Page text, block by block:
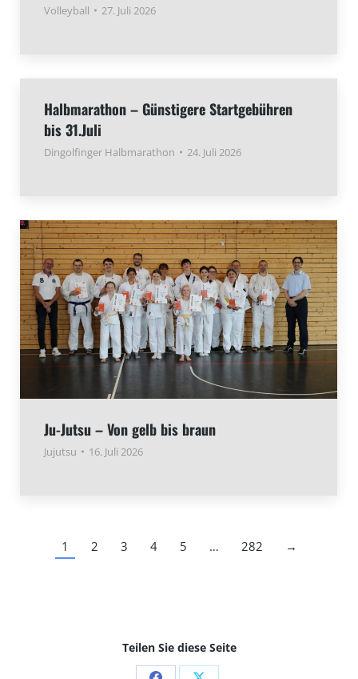
Volleyball 27. Juli 2026
Halbmarathon – Günstigere Startgebühren
bis 31.Juli
Dingolfinger Halbmarathon 24. Juli 2026
Ju-Jutsu – Von gelb bis braun
Jujutsu 16. Juli 2026
1 2 3 4 5 … 282 →
Teilen Sie diese Seite